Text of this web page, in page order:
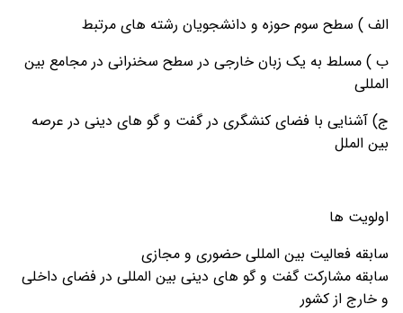
الف ) سطح سوم حوزه و دانشجویان رشته های مرتبط
ب ) مسلط به یک زبان خارجی در سطح سخنرانی در مجامع بین
المللی
ج) آشنایی با فضای کنشگری در گفت و گو های دینی در عرصه
بین الملل
اولویت ها
سابقه فعالیت بین المللی حضوری و مجازی
سابقه مشارکت گفت و گو های دینی بین المللی در فضای داخلی
و خارج از کشور